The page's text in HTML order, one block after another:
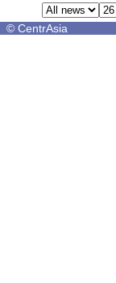
© CentrAsia